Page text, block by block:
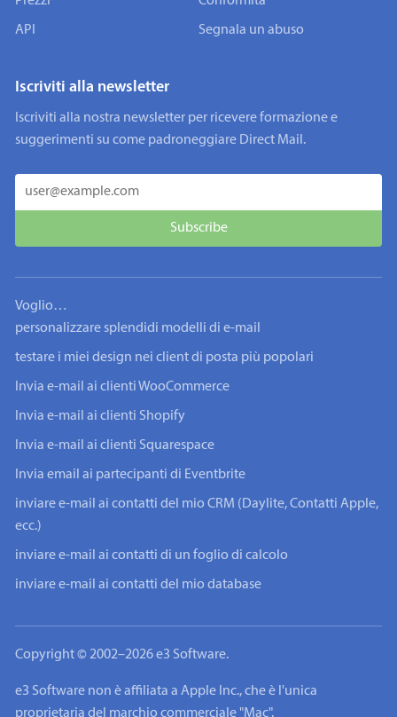
API Segnala un abuso
Iscriviti alla newsletter
Iscriviti alla nostra newsletter per ricevere formazione e
suggerimenti su come padroneggiare Direct Mail.
Voglio…
personalizzare splendidi modelli di e-mail
testare i miei design nei client di posta più popolari
Invia e-mail ai clienti WooCommerce
Invia e-mail ai clienti Shopify
Invia e-mail ai clienti Squarespace
Invia email ai partecipanti di Eventbrite
inviare e-mail ai contatti del mio CRM (Daylite, Contatti Apple,
ecc.)
inviare e-mail ai contatti di un foglio di calcolo
inviare e-mail ai contatti del mio database
Copyright © 2002–2026 e3 Software.
e3 Software non è affiliata a Apple Inc., che è l'unica
proprietaria del marchio commerciale "Mac".